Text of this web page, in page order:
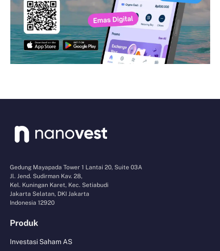
Gedung Mayapada Tower 1 Lantai 20, Suite 03A
Jl. Jend. Sudirman Kav. 28,
Kel. Kuningan Karet, Kec. Setiabudi
Jakarta Selatan, DKI Jakarta
Indonesia 12920
Produk
Investasi Saham AS